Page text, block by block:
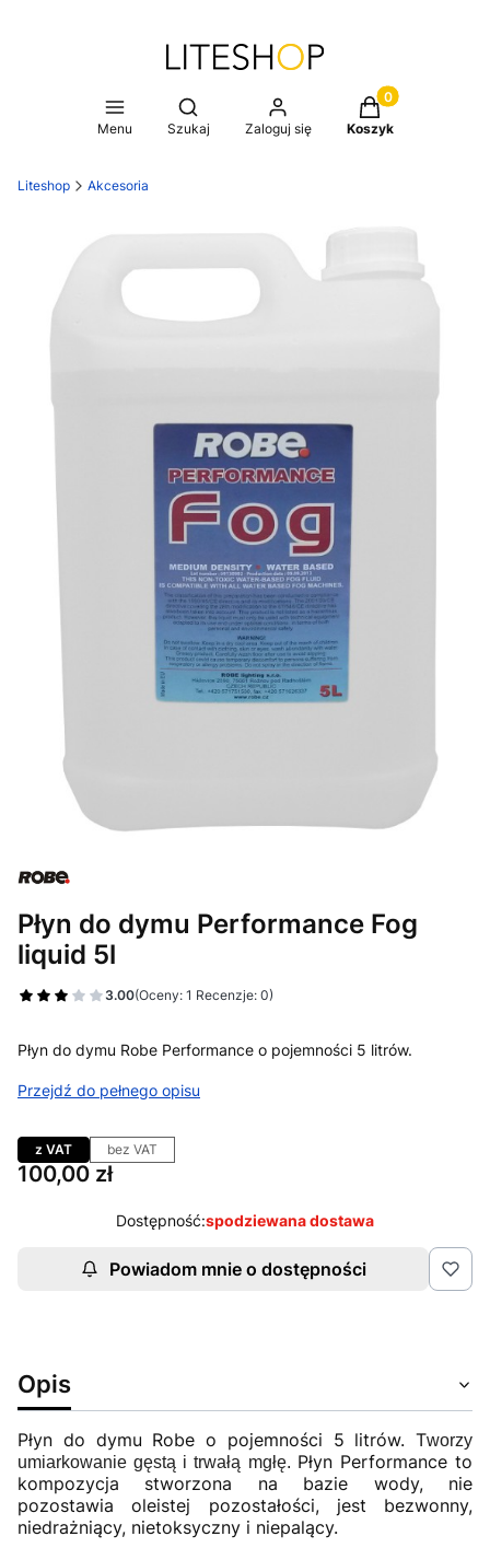
Menu
Otwórz wyszukiwarkę
Szukaj Zaloguj się
Produkty w
Koszyk
Liteshop Akcesoria
Płyn do dymu Performance Fog
liquid 5l
3.00(Oceny: 1 Recenzje: 0)
Płyn do dymu Robe Performance o pojemności 5 litrów.
Przejdź do pełnego opisu
z VAT bez VAT
Cena
100,00 zł
Dostępność:spodziewana dostawa
Powiadom mnie o dostępności
Opis
Płyn do dymu Robe o pojemności 5 litrów. Tworzy
umiarkowanie gęstą i trwałą mgłę. Płyn Performance to
kompozycja stworzona na bazie wody, nie
pozostawia oleistej pozostałości, jest bezwonny,
niedrażniący, nietoksyczny i niepalący.